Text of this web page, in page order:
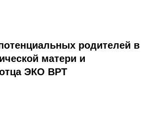
родителей в
матери и
отца ЭКО ВРТ